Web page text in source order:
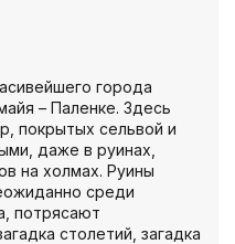
города
– Паленке. Здесь
покрытых сельвой и
даже в руинах,
на холмах. Руины
среди
потрясают
столетий, загадка